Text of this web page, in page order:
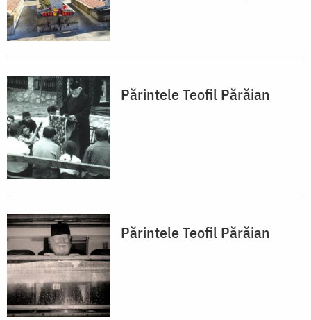
Părintele Teofil Părăian
Părintele Teofil Părăian